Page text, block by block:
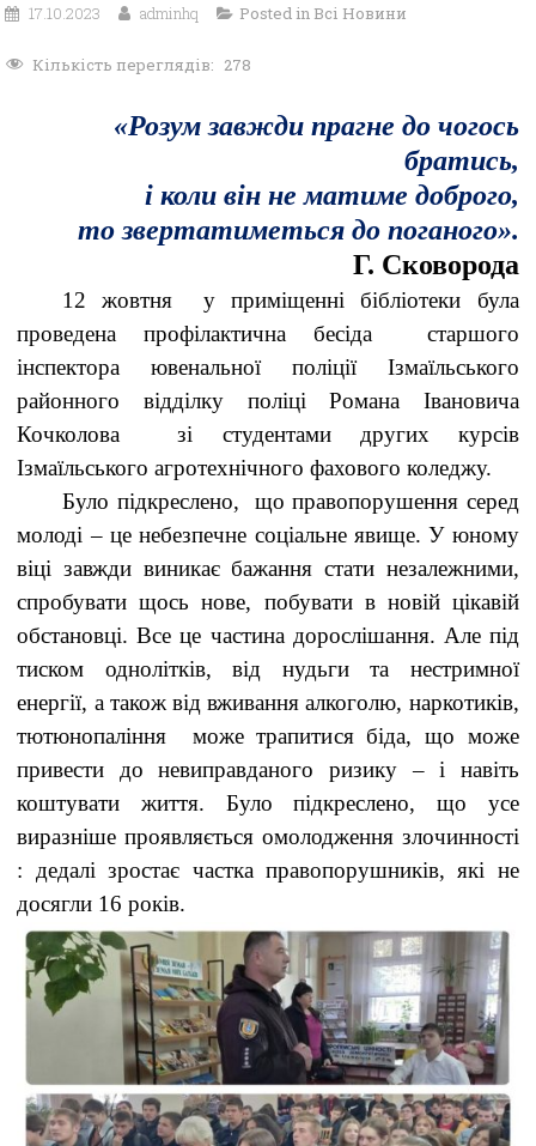
17.10.2023 adminhq Posted in Всі Новини
Кількість переглядів: 278
«Розум завжди прагне до чогось
братись,
і коли він не матиме доброго,
то звертатиметься до поганого».
Г. Сковорода
12 жовтня у приміщенні бібліотеки була
проведена профілактична бесіда старшого
інспектора ювенальної поліції Ізмаїльського
районного відділку поліці Романа Івановича
Кочколова зі студентами других курсів
Ізмаїльського агротехнічного фахового коледжу.
Було підкреслено, що правопорушення серед
молоді – це небезпечне соціальне явище. У юному
віці завжди виникає бажання стати незалежними,
спробувати щось нове, побувати в новій цікавій
обстановці. Все це частина дорослішання. Але під
тиском однолітків, від нудьги та нестримної
енергії, а також від вживання алкоголю, наркотиків,
тютюнопаління може трапитися біда, що може
привести до невиправданого ризику – і навіть
коштувати життя. Було підкреслено, що усе
виразніше проявляється омолодження злочинності
: дедалі зростає частка правопорушників, які не
досягли 16 років.